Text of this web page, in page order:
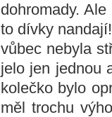
dohromady.
to dívky
vůbec nebyla
jelo jen jednou
kolečko bylo
měl trochu